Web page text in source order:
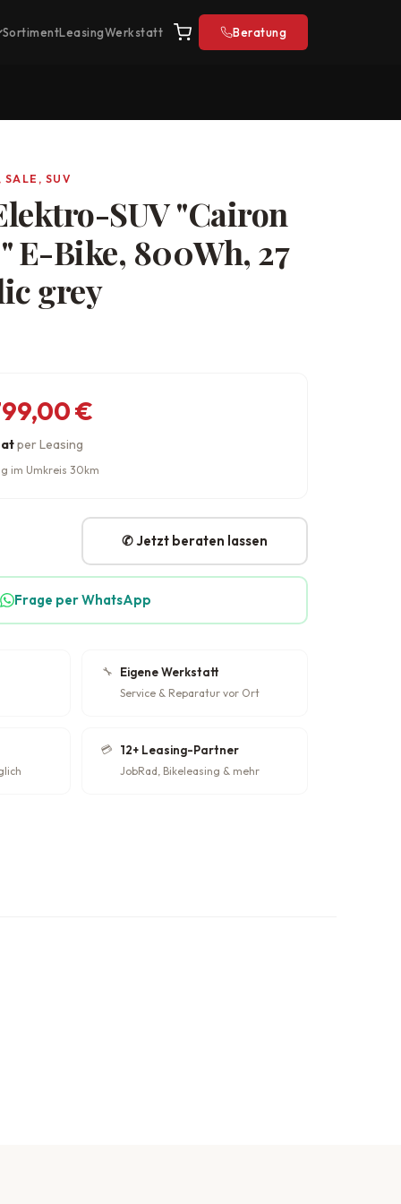
SortimentLeasingWerkstatt Beratung
SALE, SUV
SUV "Cairon
E-Bike, 800Wh, 27
grey
Preis war: 4.799,00 €
€
ist: 3.799,00 €.
per Leasing
im Umkreis 30km
✆ Jetzt beraten lassen
Frage per WhatsApp
🔧 Eigene Werkstatt
Service & Reparatur vor Ort
💳 12+ Leasing-Partner
JobRad, Bikeleasing & mehr